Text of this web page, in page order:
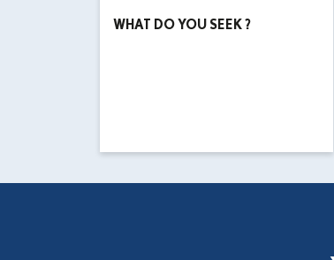
WHAT DO YOU SEEK ?